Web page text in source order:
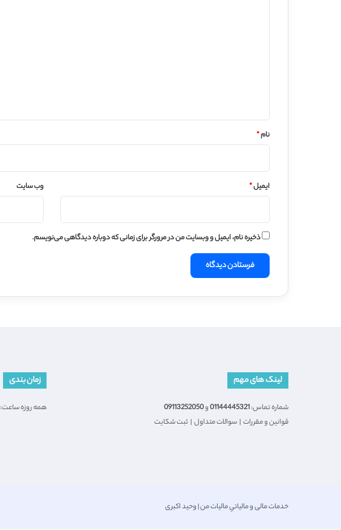
نام*
ایمیل* وب‌ سایت
ذخیره نام، ایمیل و وبسایت من در مرورگر برای زمانی که دوباره دیدگاهی می‌نویسم.
لینک های مهم
شماره تماس:01144445321و09113252050
قوانین و مقررات | سوالات متداول | ثبت شکایت
زمان بندی
همه روزه ساعت: 8 الی 14
خدمات مالی و مالیاتیِ مالیات من | وحید اکبری